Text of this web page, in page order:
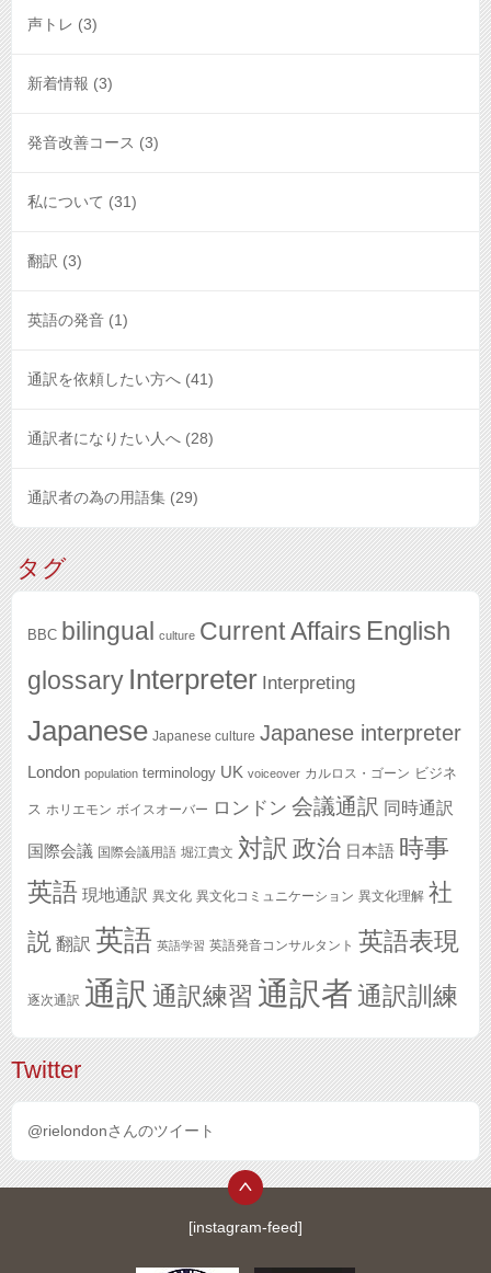
声トレ (3)
新着情報 (3)
発音改善コース (3)
私について (31)
翻訳 (3)
英語の発音 (1)
通訳を依頼したい方へ (41)
通訳者になりたい人へ (28)
通訳者の為の用語集 (29)
タグ
BBC bilingual culture Current Affairs English
glossary Interpreter Interpreting
Japanese Japanese culture Japanese interpreter
London population terminology UK voiceover カルロス・ゴーン ビジネ
ス ホリエモン ボイスオーバー ロンドン 会議通訳 同時通訳
国際会議 国際会議用語 堀江貴文 対訳 政治 日本語 時事
英語 現地通訳 異文化 異文化コミュニケーション 異文化理解 社
説 翻訳 英語 英語学習 英語発音コンサルタント 英語表現
逐次通訳 通訳 通訳練習 通訳者 通訳訓練
Twitter
@rielondonさんのツイート
[instagram-feed]